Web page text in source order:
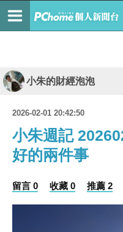
小朱的財經泡泡
2026-02-01 20:42:50
小朱週記
好的兩件事
留言 0 收藏 0 推薦 2